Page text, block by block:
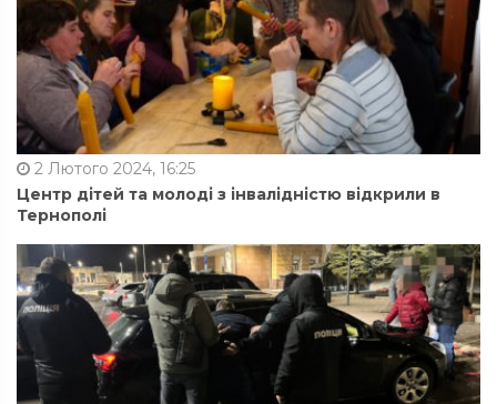
2 Лютого 2024, 16:25
Центр дітей та молоді з інвалідністю відкрили в
Тернополі